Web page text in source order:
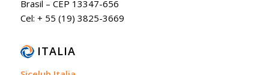
Brasil – CEP 13347-656
Cel: + 55 (19) 3825-3669
ITALIA